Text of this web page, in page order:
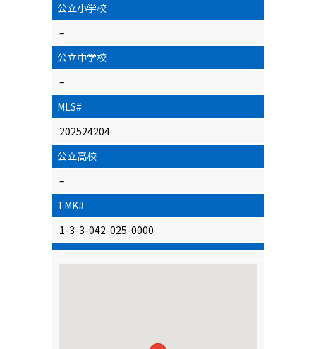
公立小学校
–
公立中学校
–
MLS#
202524204
公立高校
–
TMK#
1-3-3-042-025-0000